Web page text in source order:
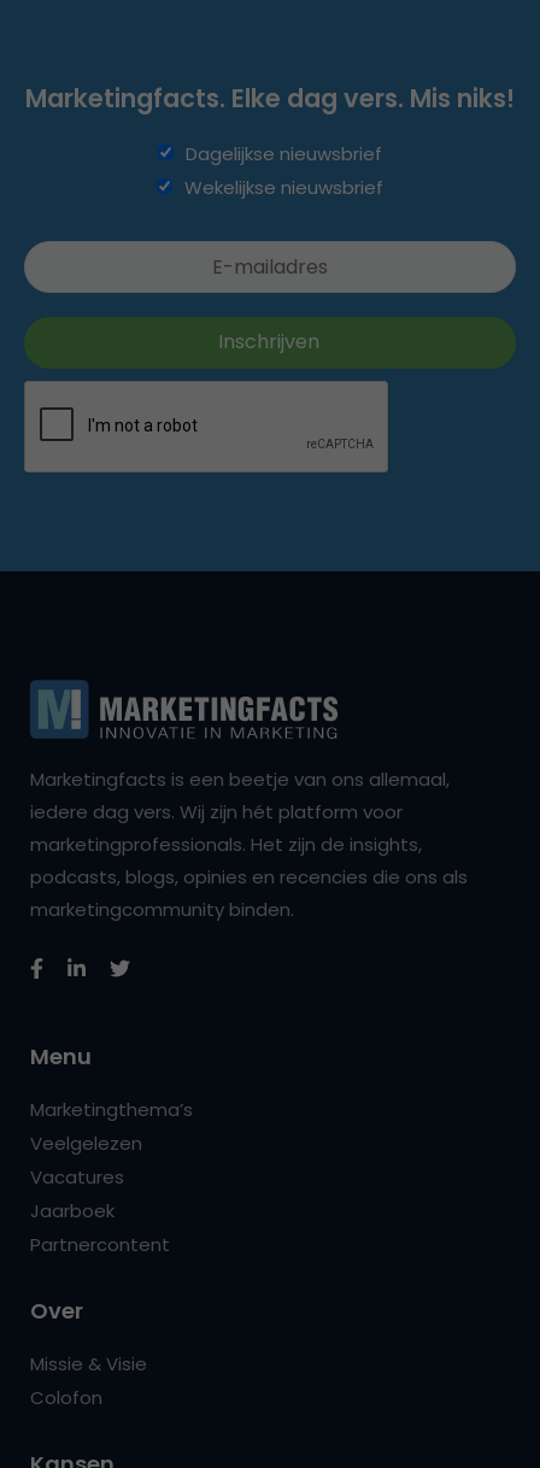
Marketingfacts. Elke dag vers. Mis niks!
Dagelijkse nieuwsbrief
Wekelijkse nieuwsbrief
Marketingfacts is een beetje van ons allemaal,
iedere dag vers. Wij zijn hét platform voor
marketingprofessionals. Het zijn de insights,
podcasts, blogs, opinies en recencies die ons als
marketingcommunity binden.
Menu
Marketingthema’s
Veelgelezen
Vacatures
Jaarboek
Partnercontent
Over
Missie & Visie
Colofon